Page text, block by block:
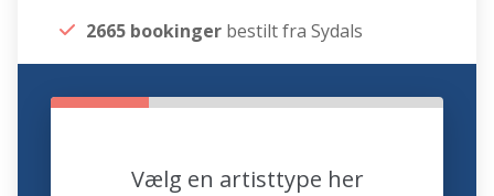
2665 bookinger bestilt fra Sydals
Vælg en artisttype her